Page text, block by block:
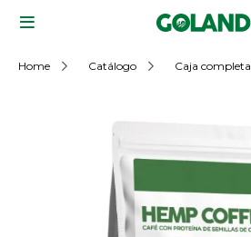

Home Catálogo Caja completa